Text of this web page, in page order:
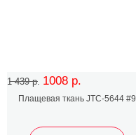
1 439 р. 1008 р.
Плащевая ткань JTC-5644 #9